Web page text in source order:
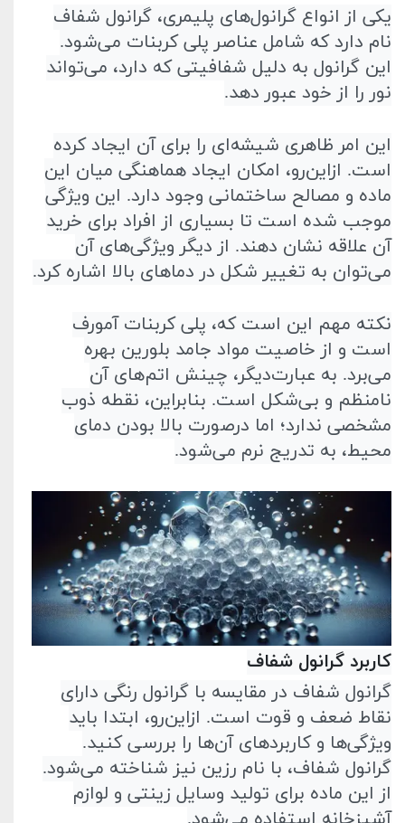
یکی از انواع گرانول‌های پلیمری، گرانول شفاف
نام دارد که شامل عناصر پلی کربنات می‌شود.
این گرانول به دلیل شفافیتی که دارد، می‌تواند
نور را از خود عبور دهد.
این امر ظاهری شیشه‌ای را برای آن ایجاد کرده
است. از‌این‌رو، امکان ایجاد هماهنگی میان این
ماده و مصالح ساختمانی وجود دارد. این ویژگی
موجب شده است تا بسیاری از افراد برای خرید
آن علاقه نشان دهند. از دیگر ویژگی‌های آن
می‌توان به تغییر شکل در دما‌های بالا اشاره کرد.
نکته مهم این است که، پلی کربنات آمورف
است و از خاصیت مواد جامد بلورین بهره
می‌برد. به عبارت‌دیگر، چینش اتم‌های آن
نا‌منظم و بی‌شکل است. بنابراین، نقطه ذوب
مشخصی ندارد؛ اما در‌صورت بالا بودن دمای
محیط، به تدریج نرم می‌شود.
کاربرد گرانول شفاف
گرانول شفاف در مقایسه با گرانول رنگی دارای
نقاط ضعف و قوت است. از‌این‌رو، ابتدا باید
ویژگی‌ها و کاربرد‌های آن‌ها را بررسی کنید.
گرانول شفاف، با نام رزین نیز شناخته می‌شود.
از این ماده برای تولید وسایل زینتی و لوازم